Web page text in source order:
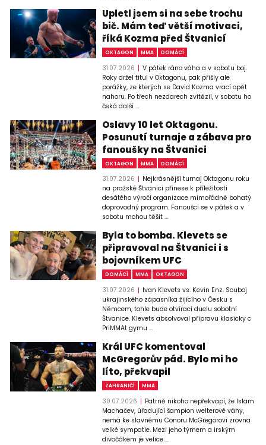
Upletl jsem si na sebe trochu
bič. Mám teď větší motivaci,
říká Kozma před Štvanicí
OKTAGON MMA DOMÁCÍ
31.07.2026
V pátek ráno váha a v sobotu boj.
Roky držel titul v Oktagonu, pak přišly ale
porážky, ze kterých se David Kozma vrací opět
nahoru. Po třech nezdarech zvítězil, v sobotu ho
čeká další ...
Oslavy 10 let Oktagonu.
Posunutí turnaje a zábava pro
fanoušky na Štvanici
OKTAGON MMA DOMÁCÍ
31.07.2026
Nejkrásnější turnaj Oktagonu roku
na pražské Štvanici přinese k příležitosti
desátého výročí organizace mimořádně bohatý
doprovodný program. Fanoušci se v pátek a v
sobotu mohou těšit ...
Byla to bomba. Klevets se
připravoval na Štvanici i s
bojovníkem UFC
DOMÁCÍ MMA OKTAGON
31.07.2026
Ivan Klevets vs. Kevin Enz. Souboj
ukrajinského zápasníka žijícího v Česku s
Němcem, tohle bude otvírací duelu sobotní
Štvanice. Klevets absolvoval přípravu klasicky c
PriMMAt gymu ...
Král UFC komentoval
McGregorův pád. Bylo mi ho
líto, překvapil
ZAHRANIČÍ MMA
30.07.2026
Patrně nikoho nepřekvapí, že Islam
Machačev, úřadující šampion welterové váhy,
nemá ke slavnému Conoru McGregorovi zrovna
velké sympatie. Mezi jeho týmem a irským
divočákem je velice ...